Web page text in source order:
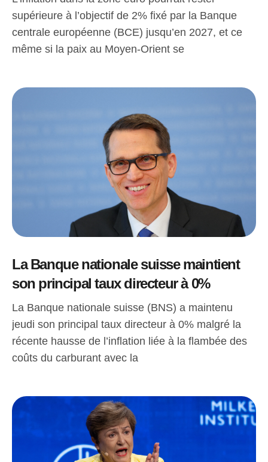
supérieure à l’objectif de 2% fixé par la Banque
centrale européenne (BCE) jusqu’en 2027, et ce
même si la paix au Moyen-Orient se
La Banque nationale suisse maintient
son principal taux directeur à 0%
La Banque nationale suisse (BNS) a maintenu
jeudi son principal taux directeur à 0% malgré la
récente hausse de l’inflation liée à la flambée des
coûts du carburant avec la